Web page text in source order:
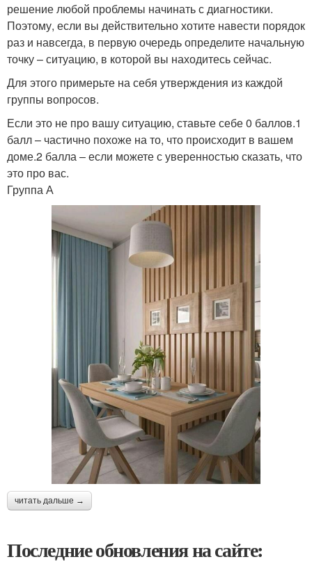
решение любой проблемы начинать с диагностики.
Поэтому, если вы действительно хотите навести порядок
раз и навсегда, в первую очередь определите начальную
точку – ситуацию, в которой вы находитесь сейчас.
Для этого примерьте на себя утверждения из каждой
группы вопросов.
Если это не про вашу ситуацию, ставьте себе 0 баллов.1
балл – частично похоже на то, что происходит в вашем
доме.2 балла – если можете с уверенностью сказать, что
это про вас.
Группа А
читать дальше →
Последние обновления на сайте: